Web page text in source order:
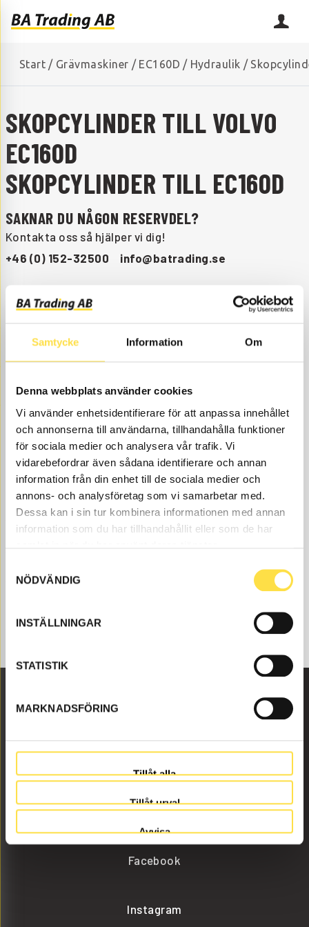
Samtycke Information Om
Denna webbplats använder cookies
Vi använder enhetsidentifierare för att anpassa innehållet
och annonserna till användarna, tillhandahålla funktioner
för sociala medier och analysera vår trafik. Vi
vidarebefordrar även sådana identifierare och annan
information från din enhet till de sociala medier och
annons- och analysföretag som vi samarbetar med.
Dessa kan i sin tur kombinera informationen med annan
information som du har tillhandahållit eller som de har
NÖDVÄNDIG
INSTÄLLNINGAR
STATISTIK
MARKNADSFÖRING
Tillåt alla
Tillåt urval
Avvisa
Start / Grävmaskiner / EC160D / Hydraulik /
SKOPCYLINDER TILL VOLVO
EC160D
SKOPCYLINDER TILL EC160D
SAKNAR DU NÅGON RESERVDEL?
Kontakta oss så hjälper vi dig!
+46 (0) 152-32500
info@batrading.se
Filtrera & sortera Antal artiklar 1
PA128 Ref. nr14589128
Åtgår1
Pris exkl.
790.00
Beställningsvara, 4-6 dagar ÅTGÅR
KÖP
Skopcylinder till EC160D grävmaskin finns som
volvodelar hos oss på BA Trading. Våra Skopcylinder till
icke original. Vi har volvodelar till skopcylinder för alla
Volvo Entreprenadmaskiner och dessa volvodelar
14553242, 66518) mm till skopcylinder som passar till
645 47 Strängnäs
info@batrading.se
Facebook
Instagram